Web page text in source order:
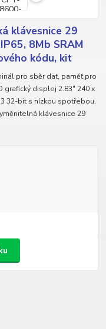
klávesnice 29
8Mb SRAM
kódu, kit
pro sběr dat, paměť pro
grafický displej 2.83" 240 x
32-bit s nízkou spotřebou,
klávesnice 29